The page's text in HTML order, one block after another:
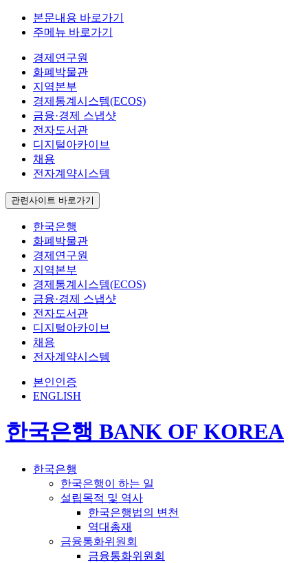
본문내용 바로가기
주메뉴 바로가기
경제연구원
화폐박물관
지역본부
경제통계시스템(ECOS)
금융·경제 스냅샷
전자도서관
디지털아카이브
채용
전자계약시스템
관련사이트 바로가기
한국은행
화폐박물관
경제연구원
지역본부
경제통계시스템(ECOS)
금융·경제 스냅샷
전자도서관
디지털아카이브
채용
전자계약시스템
본인인증
ENGLISH
한국은행 BANK OF KOREA
한국은행
한국은행이 하는 일
설립목적 및 역사
한국은행법의 변천
역대총재
금융통화위원회
금융통화위원회